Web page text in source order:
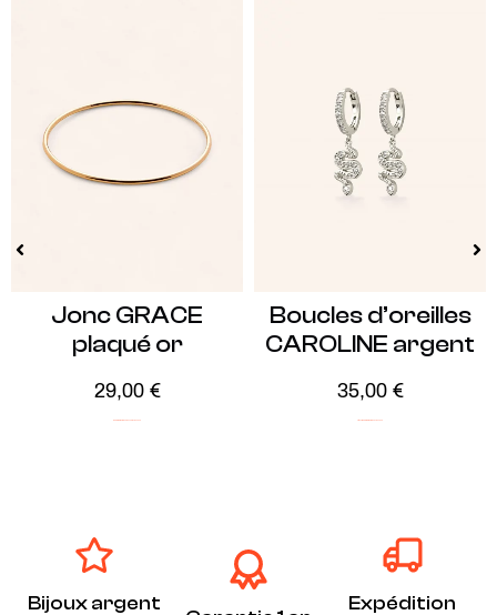
Jonc GRACE
plaqué or
29,00 €
Boucles d’oreilles
CAROLINE argent
35,00 €
Bijoux argent
Expédition